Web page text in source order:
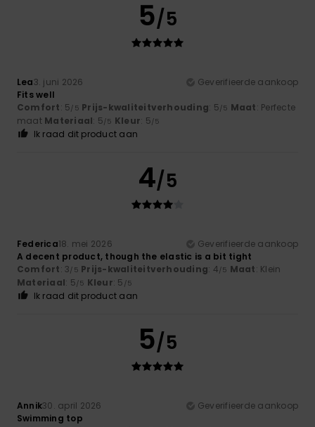
5/5
Lea3. juni 2026
Geverifieerde aankoop
Fits well
Comfort: 5/5 Prijs-kwaliteitverhouding: 5/5 Maat: Perfecte
maat Materiaal: 5/5 Kleur: 5/5
Ik raad dit product aan
4/5
Federica18. mei 2026
Geverifieerde aankoop
A decent product, though the elastic is a bit tight
Comfort: 3/5 Prijs-kwaliteitverhouding: 4/5 Maat: Klein
Materiaal: 5/5 Kleur: 5 /5
Ik raad dit product aan
5/5
Annik30. april 2026
Geverifieerde aankoop
Swimming top